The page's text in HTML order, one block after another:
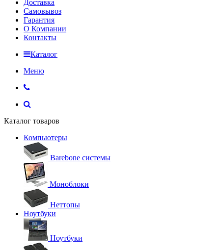
Доставка
Самовывоз
Гарантия
О Компании
Контакты
Каталог
Меню
Каталог товаров
Компьютеры
Barebone системы
Моноблоки
Неттопы
Ноутбуки
Ноутбуки